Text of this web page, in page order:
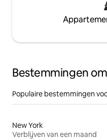
Bestemmingen
Populaire bestemmingen
New York
Verblijven van een maand